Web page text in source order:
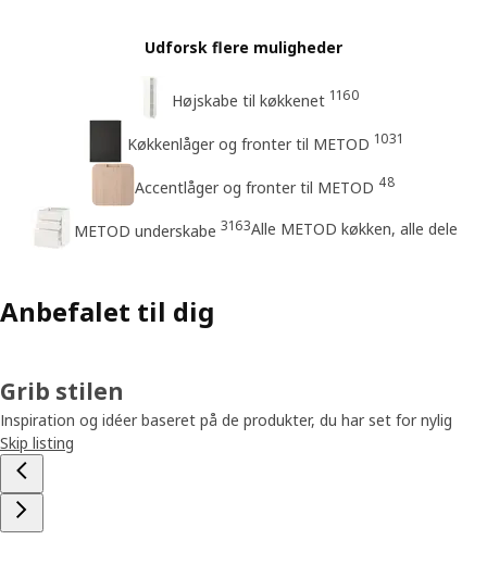
Udforsk flere muligheder
Højskabe til køkkenet 1160
Køkkenlåger og fronter til METOD 1031
Accentlåger og fronter til METOD 48
METOD underskabe 3163Alle METOD køkken, alle dele
Anbefalet til dig
Grib stilen
Inspiration og idéer baseret på de produkter, du har set for nylig
Skip listing